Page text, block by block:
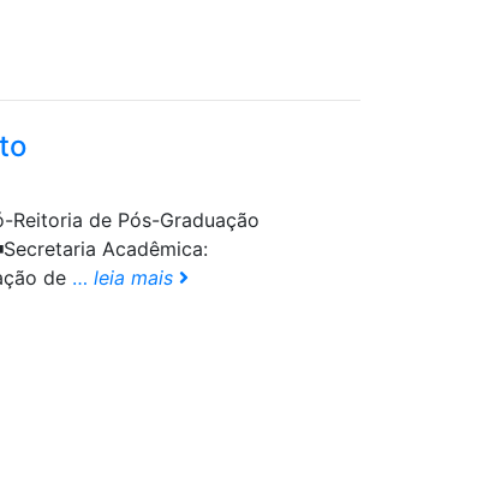
de Pós-Graduação
Acadêmica:
de … leia mais